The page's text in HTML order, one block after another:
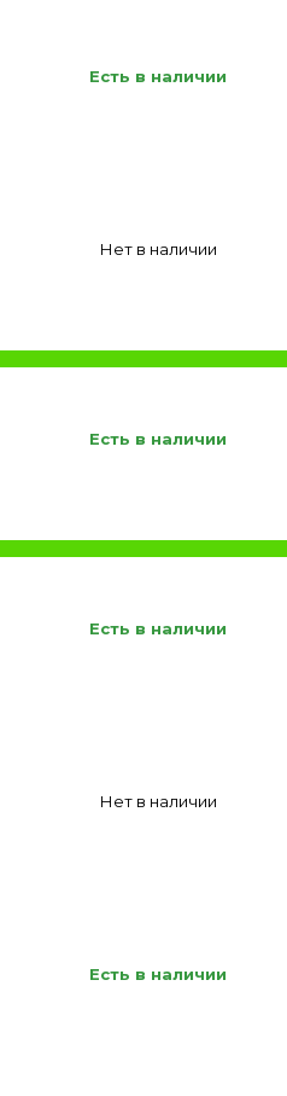
Есть в наличии
Нет в наличии
Есть в наличии
Есть в наличии
Нет в наличии
Есть в наличии